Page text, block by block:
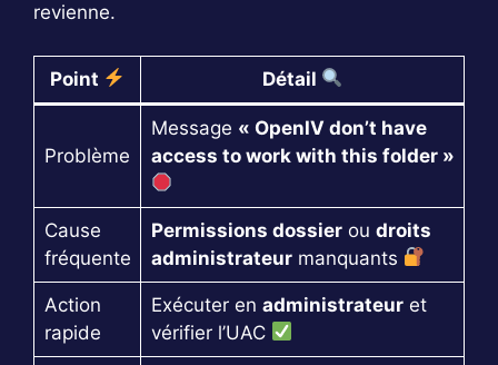
revienne.
Point Détail
Problème
Message « OpenIV don’t have
access to work with this folder »
Cause
fréquente
Permissions dossierou droits
administrateurmanquants
Action
rapide
Exécuter en administrateuret
vérifier l’UAC